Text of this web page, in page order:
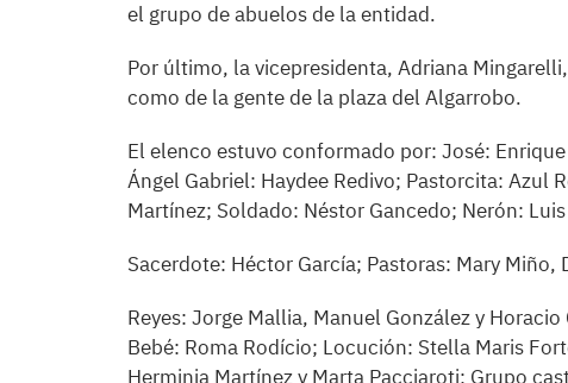
el grupo de abuelos de la entidad.
Por último, la vicepresidenta, Adriana
como de la gente de la plaza del Algarrobo.
El elenco estuvo conformado por: José:
Ángel Gabriel: Haydee Redivo; Pastorcita: Azul
Martínez; Soldado: Néstor Gancedo; Nerón:
Sacerdote: Héctor García; Pastoras: Mary Miño,
Reyes: Jorge Mallia, Manuel González y
Bebé: Roma Rodício; Locución: Stella Maris
Herminia Martínez y Marta Pacciaroti; Grupo